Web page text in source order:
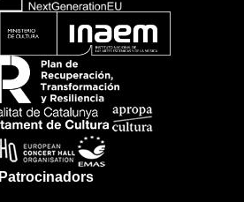
Patrocinadors